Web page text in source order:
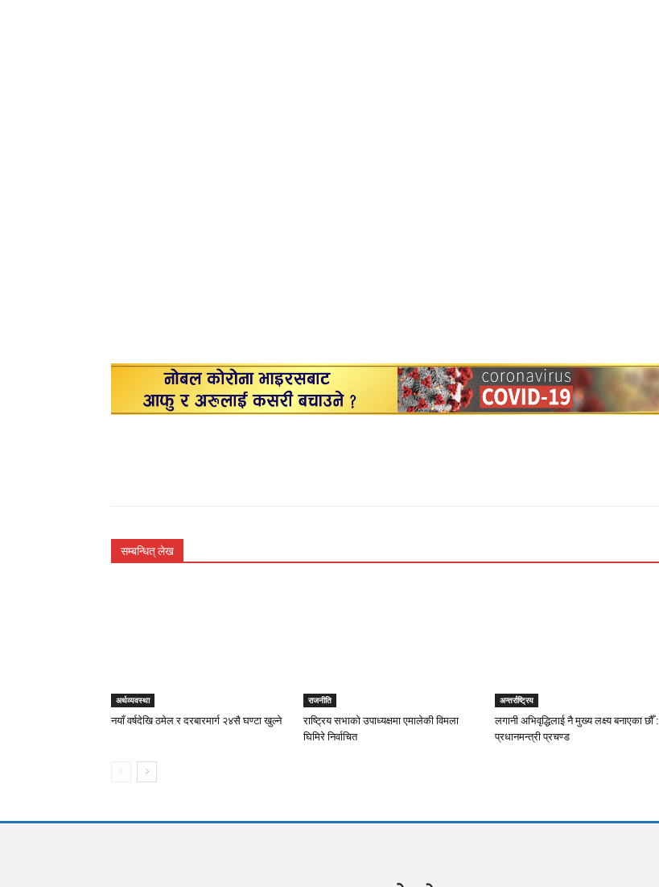
सम्बन्धित् लेख
अर्थव्यवस्था
नयाँ वर्षदेखि ठमेल र दरबारमार्ग २४सै घण्टा खुल्ने
राजनीति
राष्ट्रिय सभाको उपाध्यक्षमा एमालेकी विमला
घिमिरे निर्वाचित
अन्तर्राष्ट्रिय
लगानी अभिवृद्धिलाई नै मुख्य लक्ष्य बनाएका छौँ :
प्रधानमन्त्री प्रचण्ड